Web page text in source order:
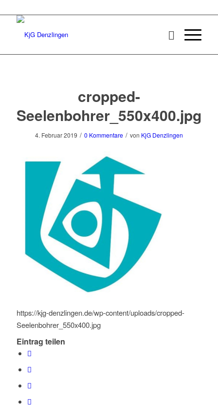
cropped-
Seelenbohrer_550x400.jpg
4. Februar 2019 / 0 Kommentare / von KjG Denzlingen
https://kjg-denzlingen.de/wp-content/uploads/cropped-
Seelenbohrer_550x400.jpg
Eintrag teilen